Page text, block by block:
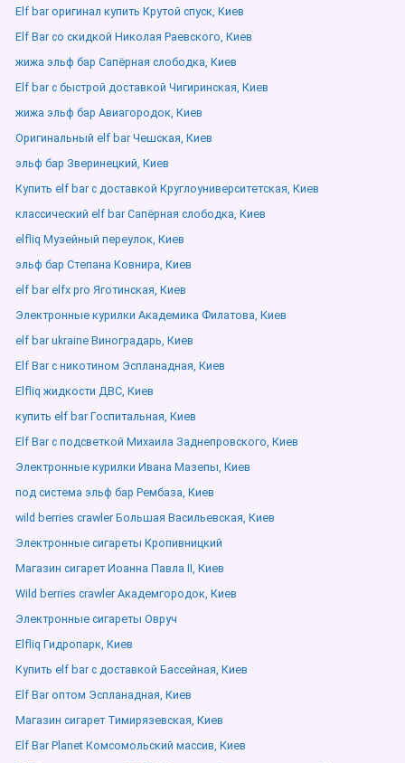
Elf bar оригинал купить Крутой спуск, Киев
Elf Bar со скидкой Николая Раевского, Киев
жижа эльф бар Сапёрная слободка, Киев
Elf bar с быстрой доставкой Чигиринская, Киев
жижа эльф бар Авиагородок, Киев
Оригинальный elf bar Чешская, Киев
эльф бар Зверинецкий, Киев
Купить elf bar с доставкой Круглоуниверситетская, Киев
классический elf bar Сапёрная слободка, Киев
elfliq Музейный переулок, Киев
эльф бар Степана Ковнира, Киев
elf bar elfx pro Яготинская, Киев
Электронные курилки Академика Филатова, Киев
elf bar ukraine Виноградарь, Киев
Elf Bar с никотином Эспланадная, Киев
Elfliq жидкости ДВС, Киев
купить elf bar Госпитальная, Киев
Elf Bar с подсветкой Михаила Заднепровского, Киев
Электронные курилки Ивана Мазепы, Киев
под система эльф бар Рембаза, Киев
wild berries crawler Большая Васильевская, Киев
Электронные сигареты Кропивницкий
Магазин сигарет Иоанна Павла ІІ, Киев
Wild berries crawler Академгородок, Киев
Электронные сигареты Овруч
Elfliq Гидропарк, Киев
Купить elf bar с доставкой Бассейная, Киев
Elf Bar оптом Эспланадная, Киев
Магазин сигарет Тимирязевская, Киев
Elf Bar Planet Комсомольский массив, Киев